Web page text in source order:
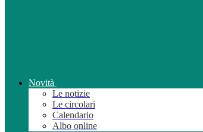
Novità
Le notizie
Le circolari
Calendario
Albo online